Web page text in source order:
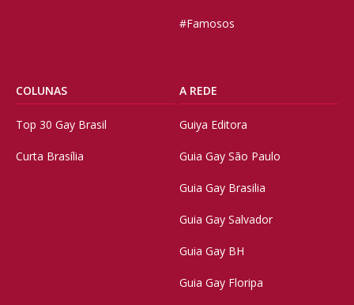
#Famosos
COLUNAS
Top 30 Gay Brasil
Curta Brasília
A REDE
Guiya Editora
Guia Gay São Paulo
Guia Gay Brasilia
Guia Gay Salvador
Guia Gay BH
Guia Gay Floripa